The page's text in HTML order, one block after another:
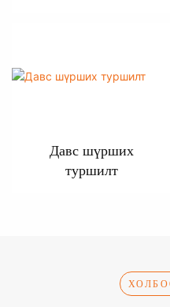
Давс шүрших
туршилт